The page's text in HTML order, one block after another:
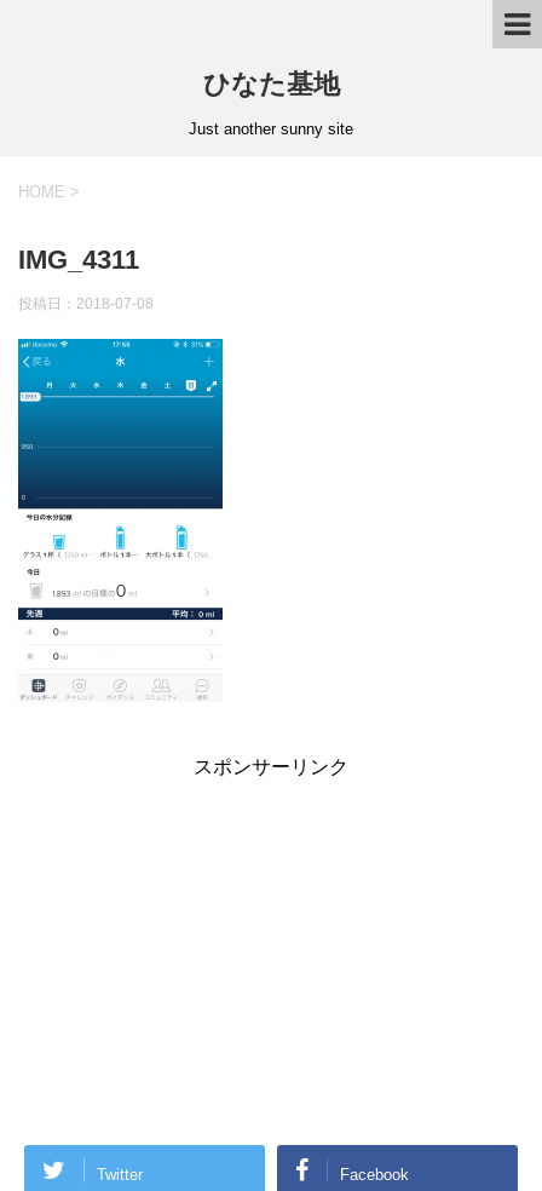
ひなた基地
Just another sunny site
HOME >
IMG_4311
投稿日：2018-07-08
スポンサーリンク
Twitter Facebook